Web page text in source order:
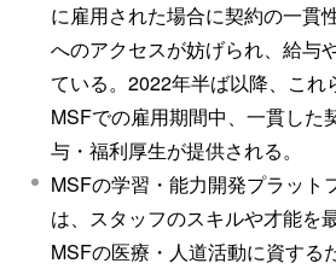
に雇用された場合に契約の一貫
へのアクセスが妨げられ、給与
ている。2022年半ば以降、これ
MSFでの雇用期間中、一貫した
与・福利厚生が提供される。
MSFの学習・能力開発プラット
は、スタッフのスキルや才能を
MSFの医療・人道活動に資する